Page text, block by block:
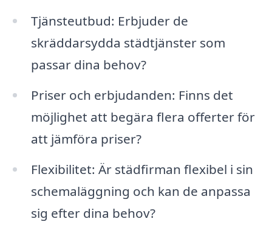
Tjänsteutbud: Erbjuder de
skräddarsydda städtjänster som
passar dina behov?
Priser och erbjudanden: Finns det
möjlighet att begära flera offerter för
att jämföra priser?
Flexibilitet: Är städfirman flexibel i sin
schemaläggning och kan de anpassa
sig efter dina behov?